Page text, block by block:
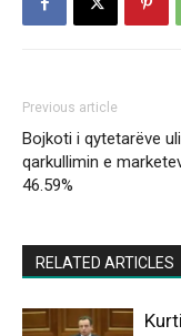
Previous article
Bojkoti i qytetarëve uli
qarkullimin e
46.59%
RELATED ARTICLES